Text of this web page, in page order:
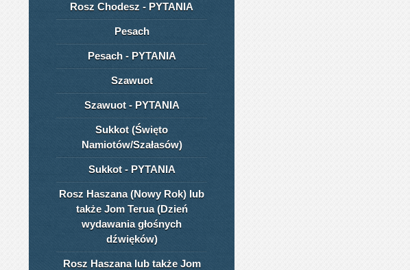
Rosz Chodesz - PYTANIA
Pesach
Pesach - PYTANIA
Szawuot
Szawuot - PYTANIA
Sukkot (Święto
Namiotów/Szałasów)
Sukkot - PYTANIA
Rosz Haszana (Nowy Rok) lub
także Jom Terua (Dzień
wydawania głośnych
dźwięków)
Rosz Haszana lub także Jom